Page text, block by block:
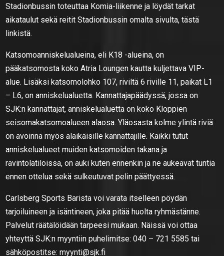
Stadionbussin toteuttaa Komia-liikenne ja löydät tarkat
aikataulut sekä reitit Stadionbussin omalta sivulta, tästä
linkistä.
Katsomoanniskelualueina, eli K18 -alueina, on
pääkatsomosta koko Atria Loungen kautta kuljettava VIP-
alue. Lisäksi katsomolohko 107, riviltä 6 riville 11, paikat L1
– L6, on anniskelualuetta. Kannattajapäädyssä, jossa on
SJK:n kannattajat, anniskelualuetta on koko Kloppien
seisomakatsomoalueen alaosa. Yläosasta kolme ylintä riviä
on avoinna myös alaikäisille kannattajille. Kaikki tutut
anniskelualueet muiden katsomoiden takana ja
ravintolatiloissa, on auki kuten ennenkin ja ne aukeavat tuntia
ennen ottelua sekä sulkeutuvat pelin päättyessä.
Carlsberg Sports Barista voi varata itselleen pöydän
tarjoiluineen ja isäntineen, joka pitää huolta ryhmästänne.
Palvelut räätälöidään tarpeesi mukaan. Näissä voi ottaa
yhteyttä SJK:n myyntiin puhelimitse: 040 – 721 5585 tai
sähköpostitse: myynti@sjk.fi